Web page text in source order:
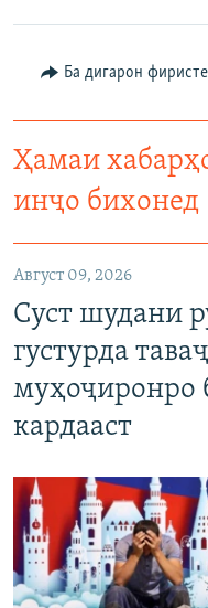
Ба дигарон
Ҳамаи
инҷо бихонед
Август 09, 2026
Суст шудани
густурда
муҳоҷиронро
кардааст